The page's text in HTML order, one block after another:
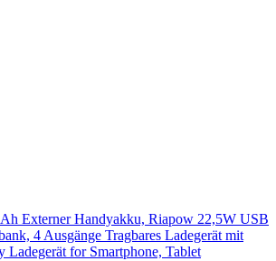
Externer Handyakku, Riapow 22,5W USB
4 Ausgänge Tragbares Ladegerät mit
for Smartphone, Tablet